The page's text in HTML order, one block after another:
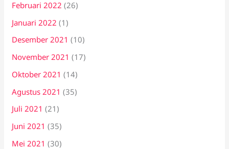
Februari 2022 (26)
Januari 2022 (1)
Desember 2021 (10)
November 2021 (17)
Oktober 2021 (14)
Agustus 2021 (35)
Juli 2021 (21)
Juni 2021 (35)
Mei 2021 (30)